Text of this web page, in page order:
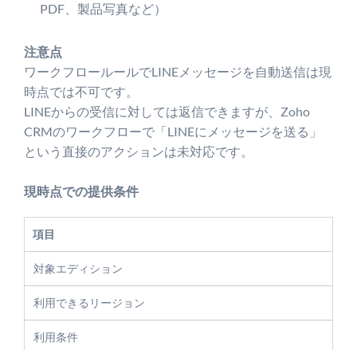
PDF、製品写真など）
注意点
ワークフロールールでLINEメッセージを自動送信は現
時点では不可です。
LINEからの受信に対しては返信できますが、Zoho
CRMのワークフローで「LINEにメッセージを送る」
という直接のアクションは未対応です。
現時点での提供条件
項目
対象エディション
利用できるリージョン
利用条件